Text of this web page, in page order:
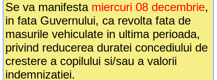
Se va manifesta miercuri 08 decembrie,
in fata Guvernului, ca revolta fata de
masurile vehiculate in ultima perioada,
privind reducerea duratei concediului de
crestere a copilului si/sau a valorii
indemnizatiei.